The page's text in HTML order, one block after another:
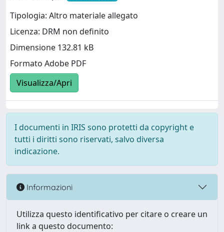
Tipologia: Altro materiale allegato
Licenza: DRM non definito
Dimensione 132.81 kB
Formato Adobe PDF
Visualizza/Apri
I documenti in IRIS sono protetti da copyright e
tutti i diritti sono riservati, salvo diversa
indicazione.
Informazioni
Utilizza questo identificativo per citare o creare un
link a questo documento: